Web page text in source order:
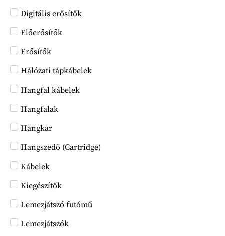
Digitális erősítők
Előerősítők
Erősítők
Hálózati tápkábelek
Hangfal kábelek
Hangfalak
Hangkar
Hangszedő (Cartridge)
Kábelek
Kiegészítők
Lemezjátszó futómű
Lemezjátszók